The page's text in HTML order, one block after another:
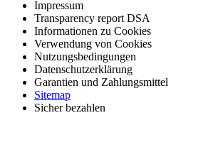
Impressum
Transparency report DSA
Informationen zu Cookies
Verwendung von Cookies
Nutzungsbedingungen
Datenschutzerklärung
Garantien und Zahlungsmittel
Sitemap
Sicher bezahlen